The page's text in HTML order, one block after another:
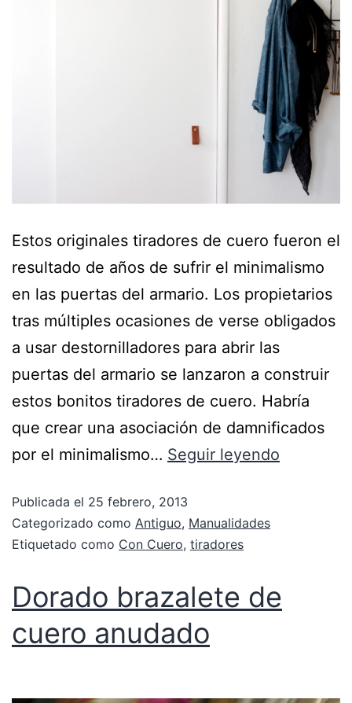
Estos originales tiradores de cuero fueron el
resultado de años de sufrir el minimalismo
en las puertas del armario. Los propietarios
tras múltiples ocasiones de verse obligados
a usar destornilladores para abrir las
puertas del armario se lanzaron a construir
estos bonitos tiradores de cuero. Habría
que crear una asociación de damnificados
por el minimalismo… Seguir leyendo
Publicada el 25 febrero, 2013
Categorizado como Antiguo, Manualidades
Etiquetado como Con Cuero, tiradores
Dorado brazalete de
cuero anudado